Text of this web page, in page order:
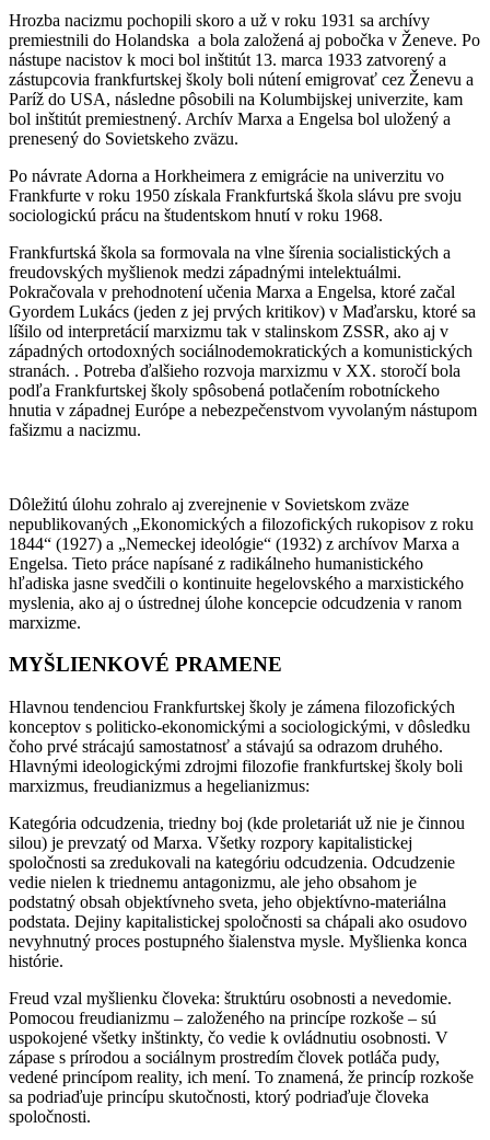
Hrozba nacizmu pochopili skoro a už v roku 1931 sa archívy
premiestnili do Holandska a bola založená aj pobočka v Ženeve. Po
nástupe nacistov k moci bol inštitút 13. marca 1933 zatvorený a
zástupcovia frankfurtskej školy boli nútení emigrovať cez Ženevu a
Paríž do USA, následne pôsobili na Kolumbijskej univerzite, kam
bol inštitút premiestnený. Archív Marxa a Engelsa bol uložený a
prenesený do Sovietskeho zväzu.
Po návrate Adorna a Horkheimera z emigrácie na univerzitu vo
Frankfurte v roku 1950 získala Frankfurtská škola slávu pre svoju
sociologickú prácu na študentskom hnutí v roku 1968.
Frankfurtská škola sa formovala na vlne šírenia socialistických a
freudovských myšlienok medzi západnými intelektuálmi.
Pokračovala v prehodnotení učenia Marxa a Engelsa, ktoré začal
Gyordem Lukács (jeden z jej prvých kritikov) v Maďarsku, ktoré sa
líšilo od interpretácií marxizmu tak v stalinskom ZSSR, ako aj v
západných ortodoxných sociálnodemokratických a komunistických
stranách. . Potreba ďalšieho rozvoja marxizmu v XX. storočí bola
podľa Frankfurtskej školy spôsobená potlačením robotníckeho
hnutia v západnej Európe a nebezpečenstvom vyvolaným nástupom
fašizmu a nacizmu.
Dôležitú úlohu zohralo aj zverejnenie v Sovietskom zväze
nepublikovaných „Ekonomických a filozofických rukopisov z roku
1844“ (1927) a „Nemeckej ideológie“ (1932) z archívov Marxa a
Engelsa. Tieto práce napísané z radikálneho humanistického
hľadiska jasne svedčili o kontinuite hegelovského a marxistického
myslenia, ako aj o ústrednej úlohe koncepcie odcudzenia v ranom
marxizme.
MYŠLIENKOVÉ PRAMENE
Hlavnou tendenciou Frankfurtskej školy je zámena filozofických
konceptov s politicko-ekonomickými a sociologickými, v dôsledku
čoho prvé strácajú samostatnosť a stávajú sa odrazom druhého.
Hlavnými ideologickými zdrojmi filozofie frankfurtskej školy boli
marxizmus, freudianizmus a hegelianizmus:
Kategória odcudzenia, triedny boj (kde proletariát už nie je činnou
silou) je prevzatý od Marxa. Všetky rozpory kapitalistickej
spoločnosti sa zredukovali na kategóriu odcudzenia. Odcudzenie
vedie nielen k triednemu antagonizmu, ale jeho obsahom je
podstatný obsah objektívneho sveta, jeho objektívno-materiálna
podstata. Dejiny kapitalistickej spoločnosti sa chápali ako osudovo
nevyhnutný proces postupného šialenstva mysle. Myšlienka konca
histórie.
Freud vzal myšlienku človeka: štruktúru osobnosti a nevedomie.
Pomocou freudianizmu – založeného na princípe rozkoše – sú
uspokojené všetky inštinkty, čo vedie k ovládnutiu osobnosti. V
zápase s prírodou a sociálnym prostredím človek potláča pudy,
vedené princípom reality, ich mení. To znamená, že princíp rozkoše
sa podriaďuje princípu skutočnosti, ktorý podriaďuje človeka
spoločnosti.